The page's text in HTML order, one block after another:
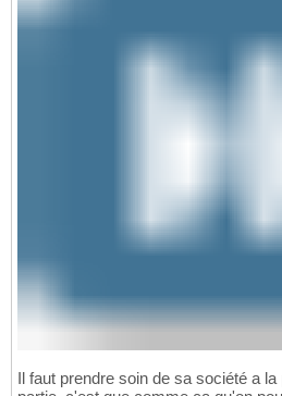
Il faut prendre soin de sa société a